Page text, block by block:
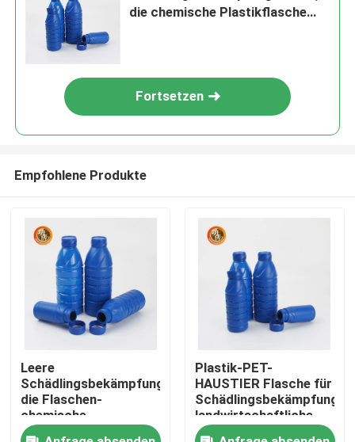
Startseite
die chemische Plastikflasche
Fortsetzen
Empfohlene Produkte
Leere
Schädlingsbekämpfungsmittel,
die Flaschen-
chemische
Plastikflasche 500ml
Plastik-PET-
HAUSTIER Flasche für
landwirtschaftliche
Flüssigdünger-